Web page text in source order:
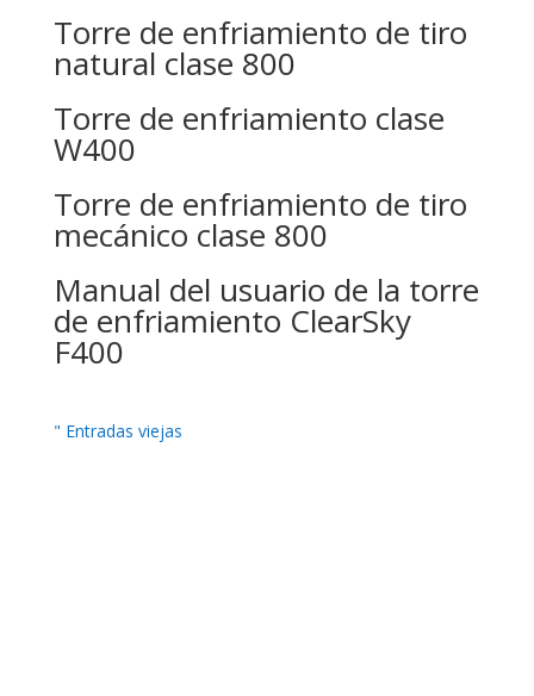
Torre de enfriamiento de tiro
natural clase 800
Torre de enfriamiento clase
W400
Torre de enfriamiento de tiro
mecánico clase 800
Manual del usuario de la torre
de enfriamiento ClearSky
F400
" Entradas viejas